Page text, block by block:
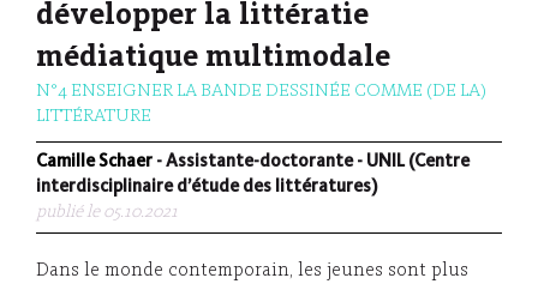
développer la littératie
médiatique multimodale
N°4 ENSEIGNER LA BANDE DESSINÉE COMME (DE LA)
LITTÉRATURE
Camille Schaer - Assistante-doctorante - UNIL (Centre
interdisciplinaire d’étude des littératures)
publié le 05.10.2021
Dans le monde contemporain, les jeunes sont plus